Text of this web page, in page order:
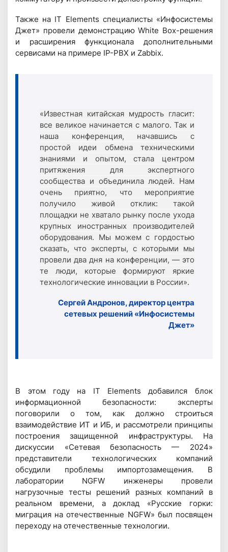
Также на IT Elements специалисты «Инфосистемы
Джет» провели демонстрацию White Box-решения
и расширения функционала дополнительными
сервисами на примере IP-PBX и Zabbix.
«Известная китайская мудрость гласит:
все великое начинается с малого. Так и
наша конференция, начавшись с
простой идеи обмена техническими
знаниями и опытом, стала центром
притяжения для экспертного
сообщества и объединила людей. Нам
очень приятно, что мероприятие
получило живой отклик: такой
площадки не хватало рынку после ухода
крупных иностранных производителей
оборудования. Мы можем с гордостью
сказать, что эксперты, с которыми мы
провели два дня на конференции, — это
те люди, которые формируют яркие
технологические инновации в России».
Сергей Андронов, директор центра
сетевых решений «Инфосистемы
Джет»
В этом году на IT Elements добавился блок
информационной безопасности: эксперты
поговорили о том, как должно строиться
взаимодействие ИТ и ИБ, и рассмотрели принципы
построения защищенной инфраструктуры. На
дискуссии «Сетевая безопасность — 2024»
представители технологических компаний
обсудили проблемы импортозамещения. В
лаборатории NGFW инженеры провели
нагрузочные тесты решений разных компаний в
реальном времени, а доклад «Русские горки:
миграция на отечественные NGFW» был посвящен
переходу на отечественные технологии.